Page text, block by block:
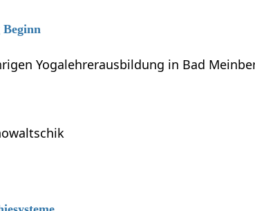
Beginn
Yogalehrerausbildung in Bad